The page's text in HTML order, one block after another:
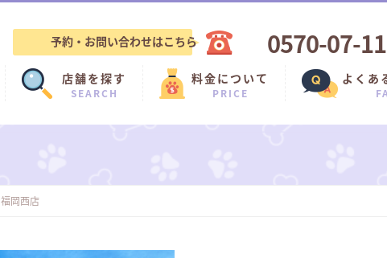
予約・お問い合わせはこちら 0570-07-
店舗を探す
SEARCH
料金について
PRICE
よくあ
福岡西店